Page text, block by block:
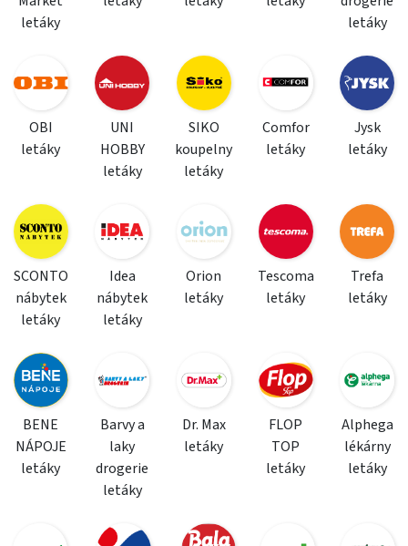
letáky
letáky
OBI
letáky
UNI
HOBBY
letáky
SIKO
koupelny
letáky
Comfor
letáky
Jysk
letáky
SCONTO
nábytek
letáky
Idea
nábytek
letáky
Orion
letáky
Tescoma
letáky
Trefa
letáky
BENE
NÁPOJE
letáky
Barvy a
laky
drogerie
letáky
Dr. Max
letáky
FLOP
TOP
letáky
Alphega
lékárny
letáky